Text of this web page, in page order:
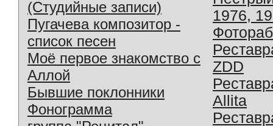
(Студийные записи)
Пугачева композитор -
список песен
Моё первое знакомство с
Аллой
Бывшие поклонники
Фонограмма
1976,
ZDD
Allita